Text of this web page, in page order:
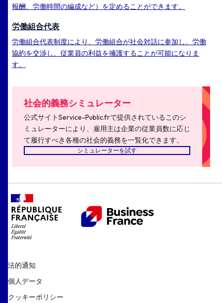
報酬、労働時間の編成など）を定めることができます。
労働組合代表
労働組合代表制度により、労働組合が社会対話に参加し、労働
協約を交渉し、従業員の利益を擁護することが可能になりま
す。
社会的義務シミュレーター
公式サイトService-Public.frで提供されているこのシ
ミュレーターにより、雇用主は企業の従業員数に応じ
て履行すべき各種の社会的義務を一覧化できます。
シミュレーターを試す
法的通知
個人データ
クッキーポリシー